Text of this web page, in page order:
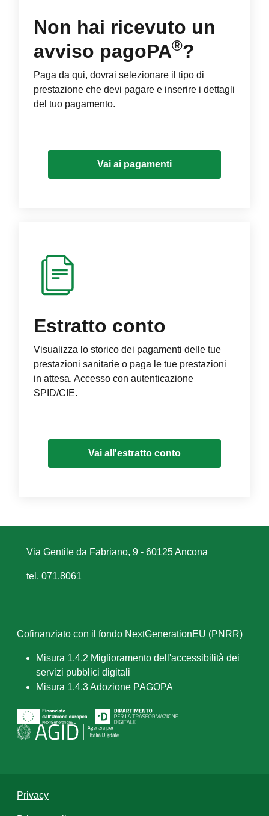
Non hai ricevuto un
avviso pagoPA®?
Paga da qui, dovrai selezionare il tipo di
prestazione che devi pagare e inserire i dettagli
del tuo pagamento.
Vai ai pagamenti
Estratto conto
Visualizza lo storico dei pagamenti delle tue
prestazioni sanitarie o paga le tue prestazioni
in attesa. Accesso con autenticazione
SPID/CIE.
Vai all'estratto conto
Via Gentile da Fabriano, 9 - 60125 Ancona
tel. 071.8061
Cofinanziato con il fondo NextGenerationEU (PNRR)
Misura 1.4.2 Miglioramento dell'accessibilità dei
servizi pubblici digitali
Misura 1.4.3 Adozione PAGOPA
Privacy